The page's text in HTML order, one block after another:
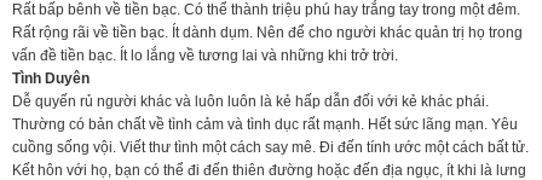
Rất bấp bênh về tiền bạc. Có thể thành triệu phú hay trắng tay trong một đêm.
Rất rộng rãi về tiền bạc. Ít dành dụm. Nên để cho người khác quản trị họ trong
vấn đề tiền bạc. Ít lo lắng về tương lai và những khi trở trời.
Tình Duyên
Dễ quyến rủ người khác và luôn luôn là kẻ hấp dẫn đối với kẻ khác phái.
Thường có bản chất về tình cảm và tình dục rất mạnh. Hết sức lãng mạn. Yêu
cuồng sống vội. Viết thư tình một cách say mê. Đi đến tính ước một cách bất tử.
Kết hôn với họ, bạn có thể đi đến thiên đường hoặc đến địa ngục, ít khi là lưng